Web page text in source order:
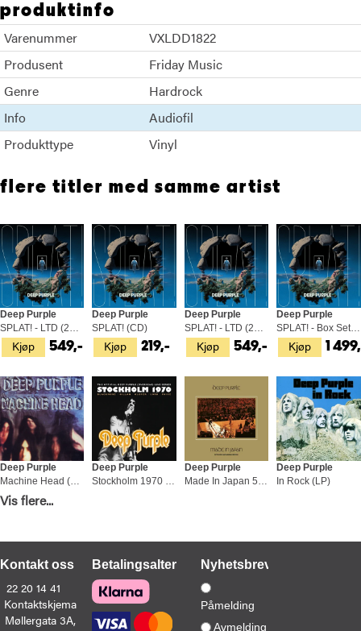
produktinfo
Varenummer
VXLDD1822
Produsent
Friday Music
Genre
Hardrock
Info
Audiofil
Produkttype
Vinyl
flere titler med samme artist
Kjøp
Deep Purple
SPLAT! - LTD (2LP)
549,- Kjøp
Deep Purple
SPLAT! (CD)
219,- Kjøp
Deep Purple
SPLAT! - LTD (2LP)
549,- Kjøp
Deep Purple
SPLAT! - Box Set (2LP + 3 x 10" + 7")
1
Kjøp
Deep Purple
399,-
Deep Purple
Deep Purple
Deep Purple
In Rock (LP)
Deep Purple
Deep Purple
Deep Purple
Vis flere...
Kontakt oss
22 20 14 41
Kontaktskjema
Møllergata 3A,
BetalingsalternativerNyhetsbrev
Påmelding
Avmelding